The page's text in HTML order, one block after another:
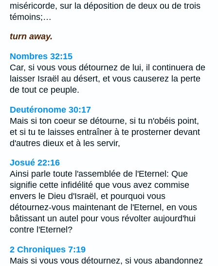
miséricorde, sur la déposition de deux ou de trois
témoins;…
turn away.
Nombres 32:15
Car, si vous vous détournez de lui, il continuera de
laisser Israël au désert, et vous causerez la perte
de tout ce peuple.
Deutéronome 30:17
Mais si ton coeur se détourne, si tu n'obéis point,
et si tu te laisses entraîner à te prosterner devant
d'autres dieux et à les servir,
Josué 22:16
Ainsi parle toute l'assemblée de l'Eternel: Que
signifie cette infidélité que vous avez commise
envers le Dieu d'Israël, et pourquoi vous
détournez-vous maintenant de l'Eternel, en vous
bâtissant un autel pour vous révolter aujourd'hui
contre l'Eternel?
2 Chroniques 7:19
Mais si vous vous détournez, si vous abandonnez